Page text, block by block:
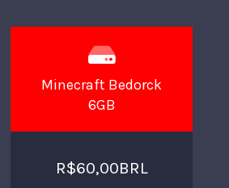
Minecraft Bedorck
6GB
R$60,00BRL